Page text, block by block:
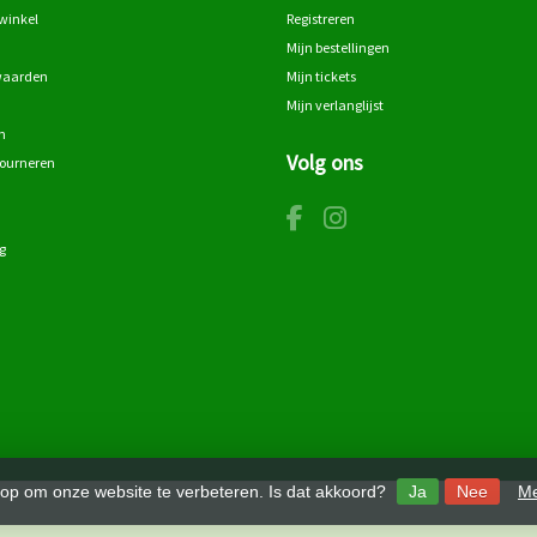
om onze website te verbeteren. Is dat akkoord? Ja Nee
Registreren
Mijn bestellingen
Mijn tickets
Mijn verlanglijst
Volg ons